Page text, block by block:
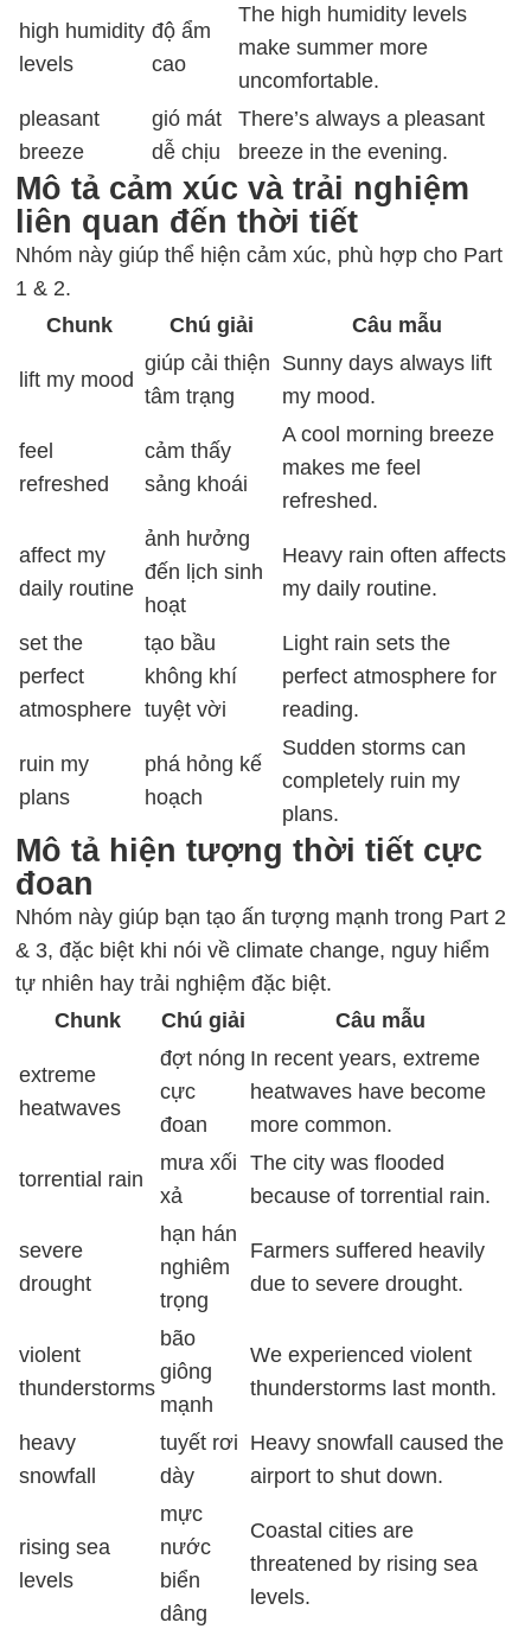
high humidity
levels
độ ẩm
cao
The high humidity levels
make summer more
uncomfortable.
pleasant
breeze
gió mát
dễ chịu
There’s always a pleasant
breeze in the evening.
Mô tả cảm xúc và trải nghiệm
liên quan đến thời tiết
Nhóm này giúp thể hiện cảm xúc, phù hợp cho Part
1 & 2.
Chunk
Chú giải Câu mẫu
lift my mood
giúp cải thiện
tâm trạng
Sunny days always lift
my mood.
feel
refreshed
cảm thấy
sảng khoái
A cool morning breeze
makes me feel
refreshed.
affect my
daily routine
ảnh hưởng
đến lịch sinh
hoạt
Heavy rain often affects
my daily routine.
set the
perfect
atmosphere
tạo bầu
không khí
tuyệt vời
Light rain sets the
perfect atmosphere for
reading.
ruin my
plans
phá hỏng kế
hoạch
Sudden storms can
completely ruin my
plans.
Mô tả hiện tượng thời tiết cực
đoan
Nhóm này giúp bạn tạo ấn tượng mạnh trong Part 2
& 3, đặc biệt khi nói về climate change, nguy hiểm
tự nhiên hay trải nghiệm đặc biệt.
Chunk
Chú giải Câu mẫu
extreme
heatwaves
đợt nóng
cực
đoan
In recent years, extreme
heatwaves have become
more common.
torrential rain
mưa xối
xả
The city was flooded
because of torrential rain.
severe
drought
hạn hán
nghiêm
trọng
Farmers suffered heavily
due to severe drought.
violent
thunderstorms
bão
giông
mạnh
We experienced violent
thunderstorms last month.
heavy
snowfall
tuyết rơi
dày
Heavy snowfall caused the
airport to shut down.
rising sea
levels
mực
nước
biển
dâng
Coastal cities are
threatened by rising sea
levels.